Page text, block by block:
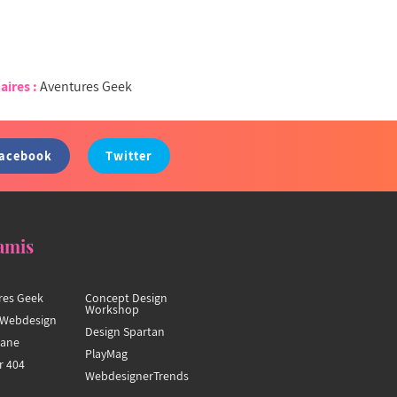
:Aventures Geek
Twitter
Geek
404
Concept Design
Workshop
Design Spartan
PlayMag
WebdesignerTrends